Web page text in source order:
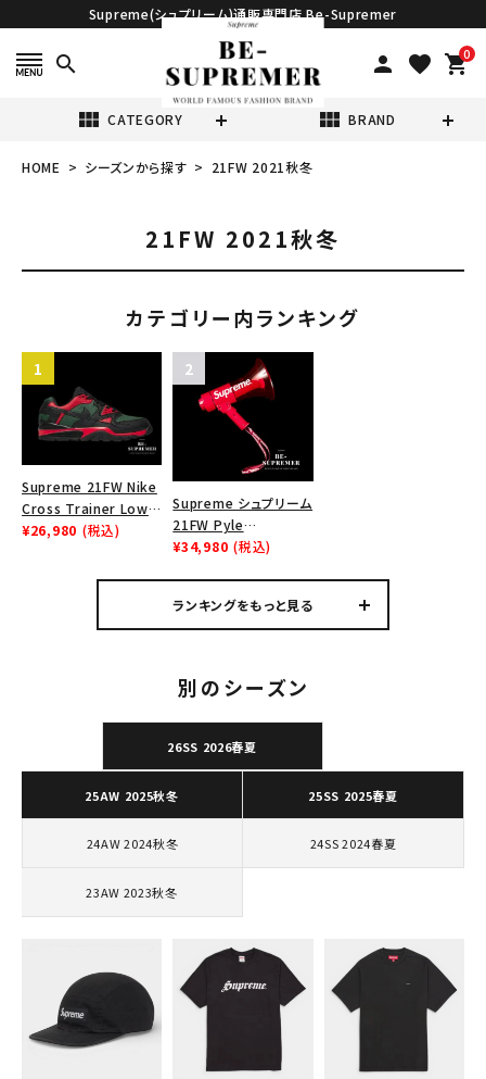
Supreme(シュプリーム)通販専門店 Be-Supremer
search person favorite 0
shopping_cart
view_module CATEGORY view_module BRAND
NEW ITEMS
Tシャツ・ロングスリーブ
パーカー・トレーナー
キャップ・ハット
バックパック・リュック
その他バッグ類
スニーカー・ブーツ
パンツ・ショーツ
アクセサリー
SEASON
HOME シーズンから探す 21FW 2021秋冬
21FW 2021秋冬
カテゴリー内ランキング
Supreme 21FW Nike
Cross Trainer Low
ナイキクロストレイナー
¥26,980 (税込)
Supreme シュプリーム
21FW Pyle
Waterproof
ォン レッド
¥34,980 (税込)
ランキングをもっと見る
別のシーズン
26SS 2026春夏
25AW 2025秋冬 25SS 2025春夏
24AW 2024秋冬 24SS 2024春夏
23AW 2023秋冬